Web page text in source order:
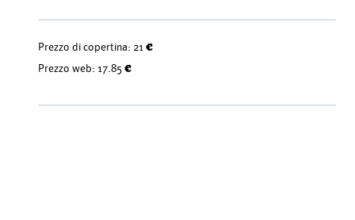
Prezzo di copertina: 21 €
Prezzo web: 17.85 €